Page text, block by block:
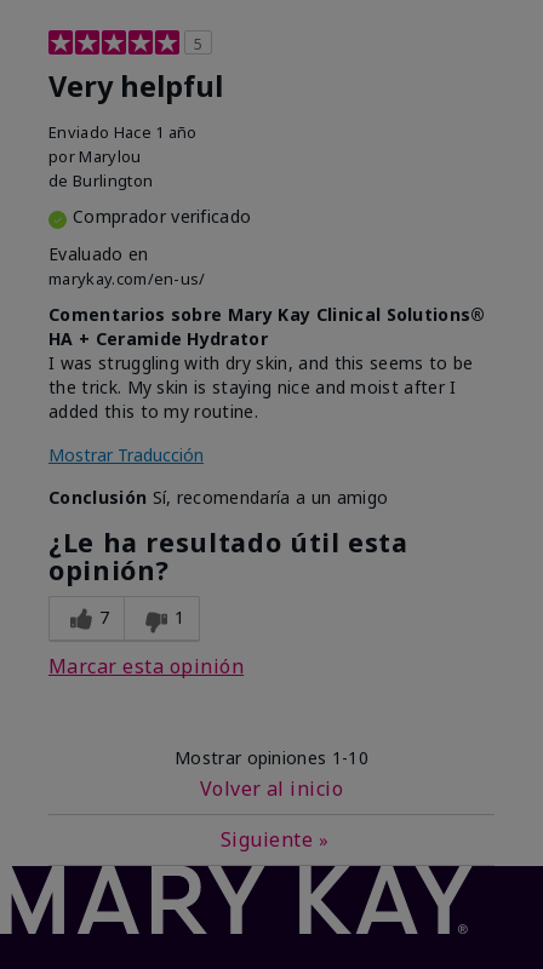
5
Very helpful
Enviado Hace 1 año
por Marylou
de Burlington
Comprador verificado
Evaluado en
marykay.com/en-us/
Comentarios sobre Mary Kay Clinical Solutions®
HA + Ceramide Hydrator
I was struggling with dry skin, and this seems to be
the trick. My skin is staying nice and moist after I
added this to my routine.
Mostrar Traducción
Conclusión Sí, recomendaría a un amigo
¿Le ha resultado útil esta
opinión?
7 1
Marcar esta opinión
Mostrar opiniones 1-10
Volver al inicio
Siguiente »